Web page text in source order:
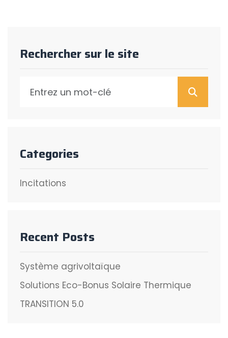
Rechercher sur le site
Categories
Incitations
Recent Posts
Système agrivoltaïque
Solutions Eco-Bonus Solaire Thermique
TRANSITION 5.0